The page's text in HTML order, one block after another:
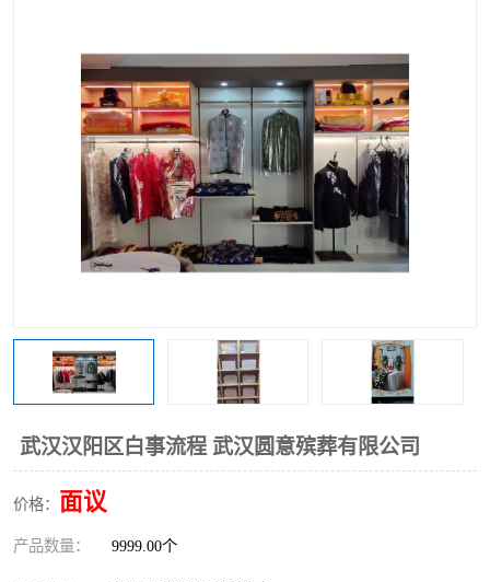
武汉汉阳区白事流程 武汉圆意殡葬有限公司
价格： 面议
产品数量： 9999.00个